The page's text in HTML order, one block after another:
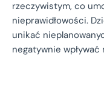
rzeczywistym, co
nieprawidłowości.
unikać
negatywnie